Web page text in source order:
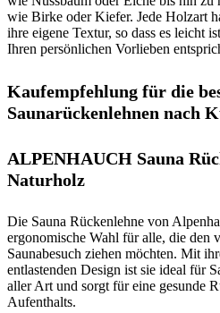
wie Birke oder Kiefer. Jede Holzart
ihre eigene Textur, so dass es leicht
Ihren persönlichen Vorlieben
Kaufempfehlung für die
Saunarückenlehnen nach
ALPENHAUCH Sauna
Naturholz
Die Sauna Rückenlehne von
ergonomische Wahl für alle, die den
Saunabesuch ziehen möchten. Mit
entlastenden Design ist sie ideal für
aller Art und sorgt für eine gesunde
Aufenthalts.